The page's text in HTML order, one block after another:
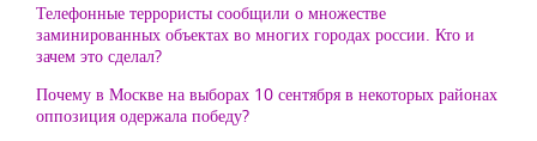
Телефонные террористы сообщили о множестве
заминированных объектах во многих городах россии. Кто и
зачем это сделал?
Почему в Москве на выборах 10 сентября в некоторых районах
оппозиция одержала победу?